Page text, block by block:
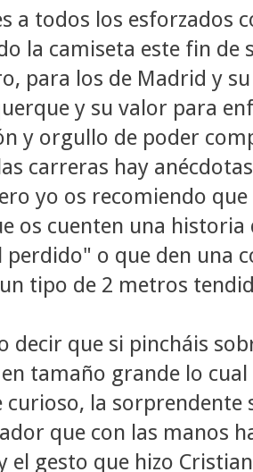
a todos los esforzados
la camiseta este fin de
para los de Madrid y
y su valor para
y orgullo de poder
carreras hay
yo os recomiendo
os cuenten una
perdido" o que den una
tipo de 2 metros
decir que si pincháis
tamaño grande lo
curioso, la
que con las manos
el gesto que hizo